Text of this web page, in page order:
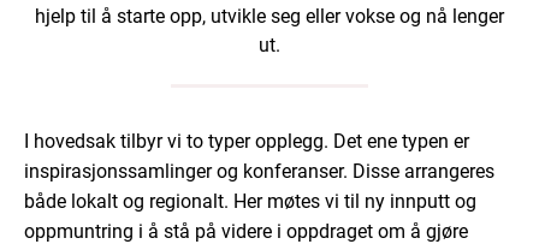
hjelp til å starte opp, utvikle seg eller vokse og nå lenger
ut.
I hovedsak tilbyr vi to typer opplegg. Det ene typen er
inspirasjonssamlinger og konferanser. Disse arrangeres
både lokalt og regionalt. Her møtes vi til ny innputt og
oppmuntring i å stå på videre i oppdraget om å gjøre